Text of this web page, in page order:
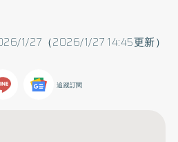
1/27（2026/1/27 14:45更新）
追蹤訂閱